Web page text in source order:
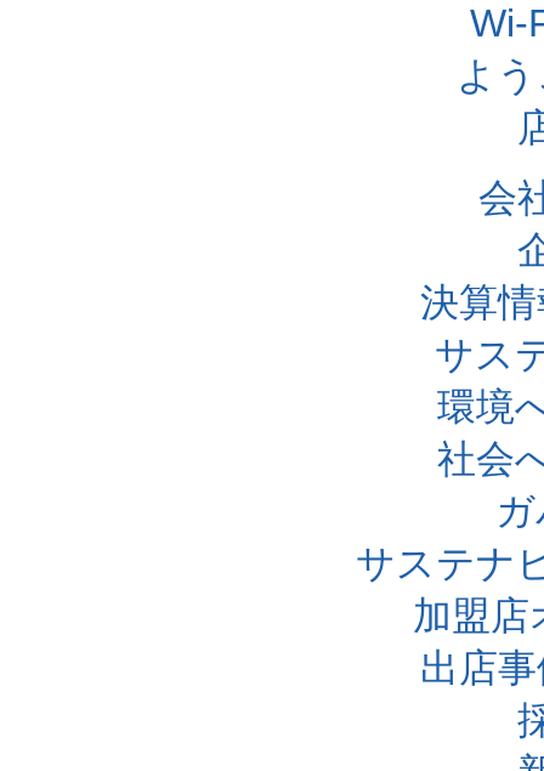
Wi-
よ
会
決算
サス
環境
社会
サステナ
加盟店
出店